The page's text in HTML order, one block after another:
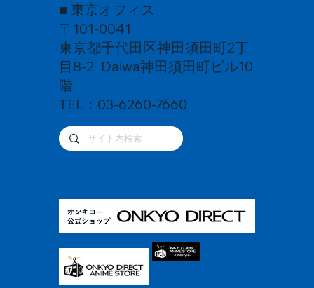
■ 東京オフィス
〒101-0041
東京都千代田区神田須田町2丁
目8-2 Daiwa神田須田町ビル10
階
TEL：03-6260-7660